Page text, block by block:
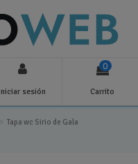
Iniciar sesión
0
Carrito
Tapa wc Sirio de Gala